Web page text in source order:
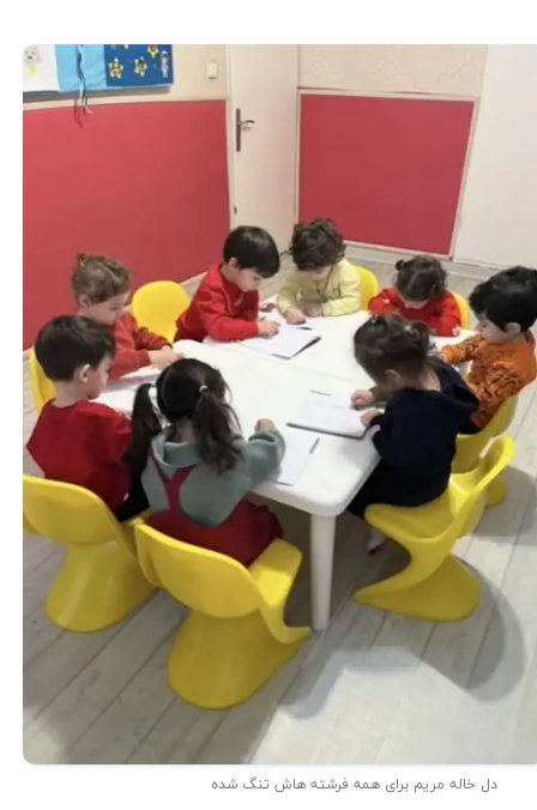
دل خاله مریم برای همه فرشته هاش تنگ شده